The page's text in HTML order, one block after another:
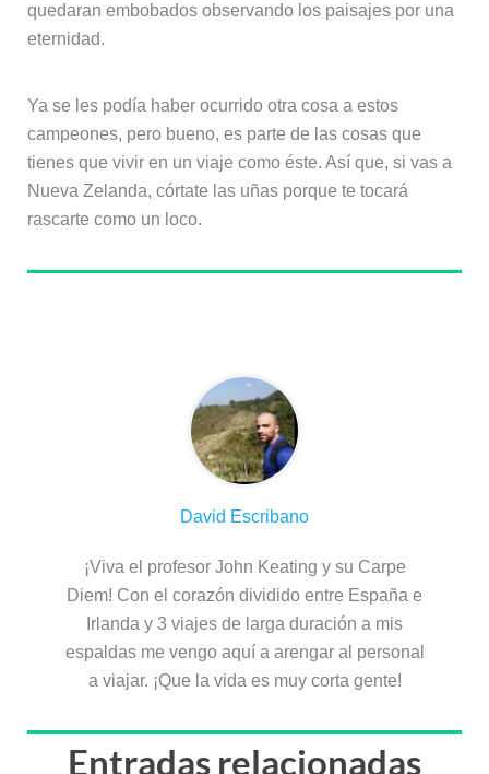
quedaran embobados observando los paisajes por una
eternidad.
Ya se les podía haber ocurrido otra cosa a estos
campeones, pero bueno, es parte de las cosas que
tienes que vivir en un viaje como éste. Así que, si vas a
Nueva Zelanda, córtate las uñas porque te tocará
rascarte como un loco.
David Escribano
¡Viva el profesor John Keating y su Carpe
Diem! Con el corazón dividido entre España e
Irlanda y 3 viajes de larga duración a mis
espaldas me vengo aquí a arengar al personal
a viajar. ¡Que la vida es muy corta gente!
Entradas relacionadas